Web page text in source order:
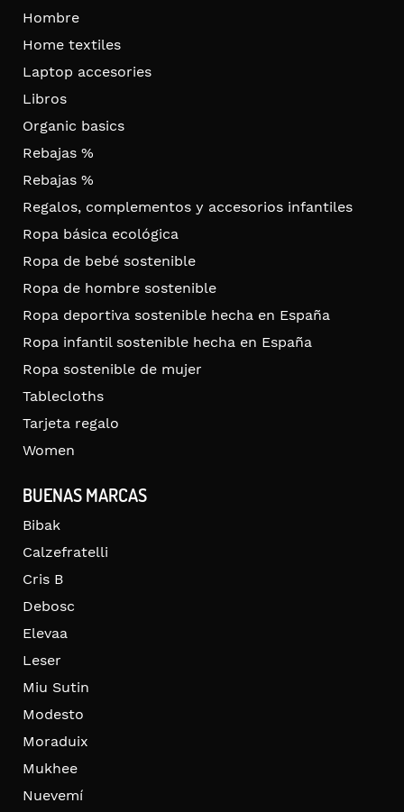
Hombre
Home textiles
Laptop accesories
Libros
Organic basics
Rebajas %
Rebajas %
Regalos, complementos y accesorios infantiles
Ropa básica ecológica
Ropa de bebé sostenible
Ropa de hombre sostenible
Ropa deportiva sostenible hecha en España
Ropa infantil sostenible hecha en España
Ropa sostenible de mujer
Tablecloths
Tarjeta regalo
Women
BUENAS MARCAS
Bibak
Calzefratelli
Cris B
Debosc
Elevaa
Leser
Miu Sutin
Modesto
Moraduix
Mukhee
Nuevemí